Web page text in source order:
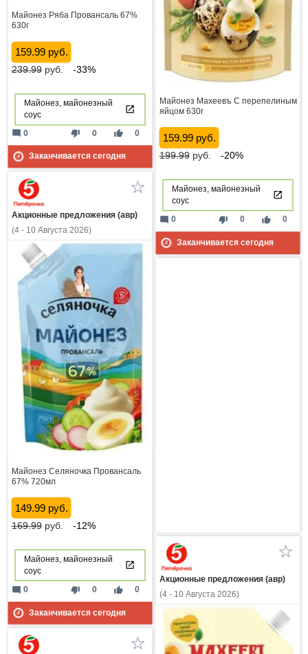
Майонез Ряба Провансаль 67%
630г
159.99 руб.
239.99руб. -33%
Майонез, майонезный
соус
thumb_down 0 thumb_up 0
mode_comment 0
Заканчивается сегодня
Майонез Махеевъ С перепелиным
яйцом 630г
159.99 руб.
199.99руб. -20%
Майонез, майонезный
соус
thumb_down 0 thumb_up 0
mode_comment 0
Заканчивается сегодня
Акционные предложения (авр)
(4 - 10 Августа 2026)
Майонез Селяночка Провансаль
67% 720мл
149.99 руб.
169.99руб. -12%
Майонез, майонезный
соус
thumb_down 0 thumb_up 0
mode_comment 0
Заканчивается сегодня
Акционные предложения (авр)
(4 - 10 Августа 2026)